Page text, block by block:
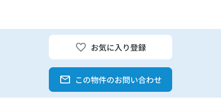
お気に入り登録
この物件のお問い合わせ